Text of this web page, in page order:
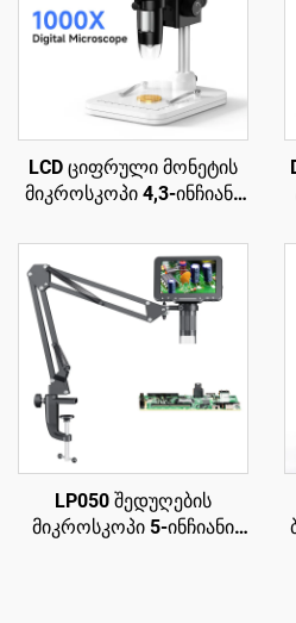
LCD ციფრული მონეტის
მიკროსკოპი 4,3-ინჩიანი
მონეტის გადიდებული
მიკროსკოპი
LP050 შედუღების
მიკროსკოპი 5-ინჩიანი